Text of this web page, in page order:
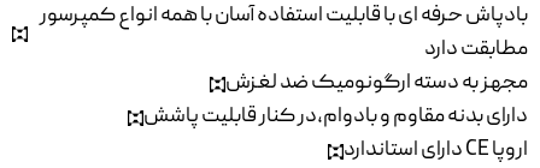
بادپاش حرفه ای با قابلیت استفاده آسان با همه انواع کمپرسور
مطابقت دارد
مجهز به دسته ارگونومیک ضد لغزش
دارای بدنه مقاوم و بادوام،در کنار قابلیت پاشش
دارای استاندارد CE اروپا